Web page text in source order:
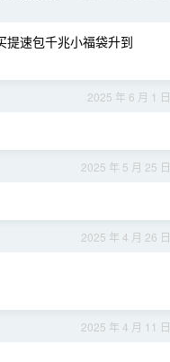
提速包千兆小福袋升到
2025 年 6 月 1 日
2025 年 5 月 25 日
2025 年 4 月 26 日
2025 年 4 月 11 日